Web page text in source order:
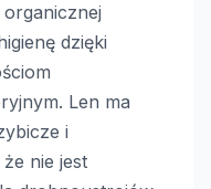
dzięki
Len ma
i
nie jest